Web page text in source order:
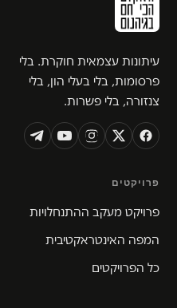
עיתונות עצמאית חוקרת. בלי
פרסומות, בלי בעלי הון, בלי
צנזורה, בלי פשרות.
פרויקטים
פרויקט מעקב ההתנחלויות
המפה האינטראקטיבית
כל הפרויקטים